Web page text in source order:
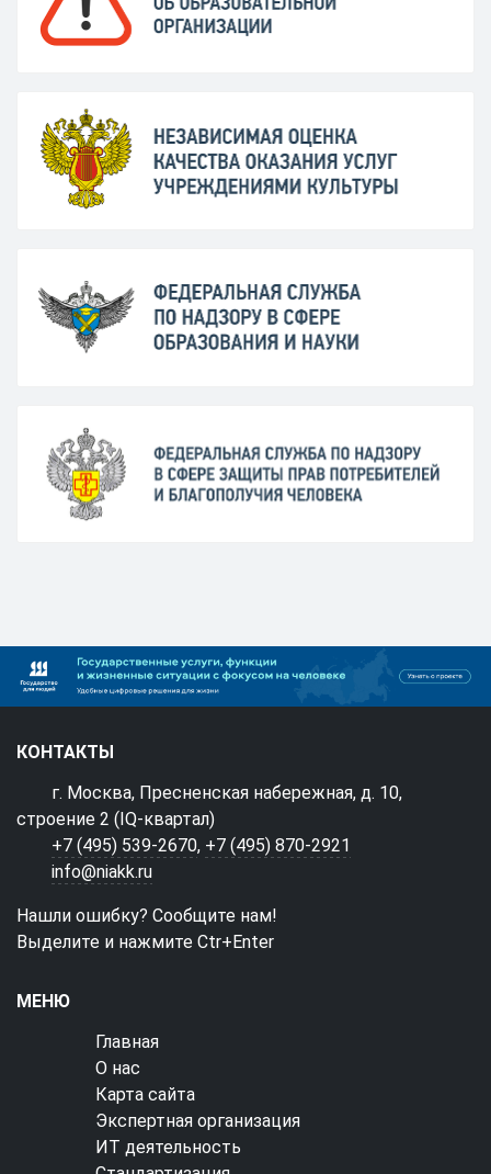
КОНТАКТЫ
г. Москва, Пресненская набережная, д. 10,
строение 2 (IQ-квартал)
+7 (495) 539-2670, +7 (495) 870-2921
info@niakk.ru
Нашли ошибку? Сообщите нам!
Выделите и нажмите Ctr+Enter
МЕНЮ
Главная
О нас
Карта сайта
Экспертная организация
ИТ деятельность